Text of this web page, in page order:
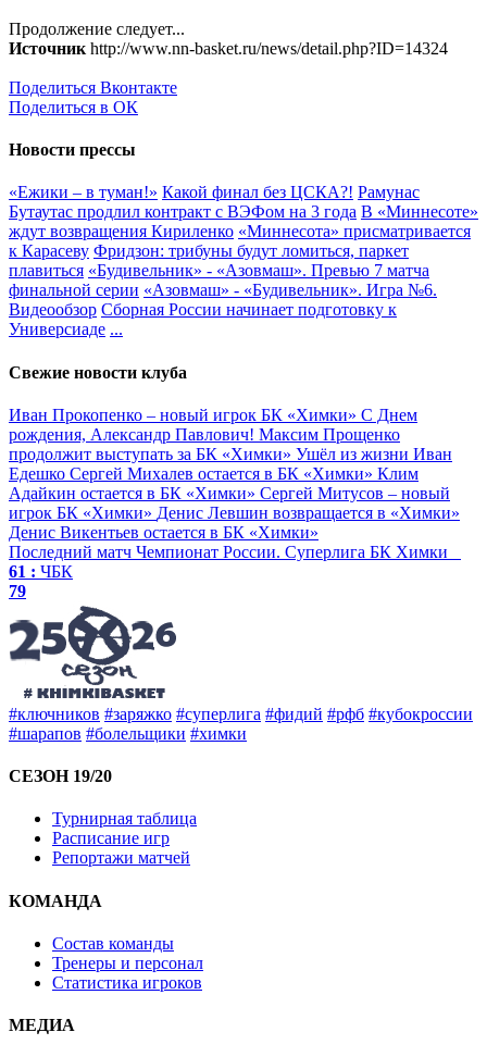
Продолжение следует...
Источник http://www.nn-basket.ru/news/detail.php?ID=14324
Поделиться Вконтакте
Поделиться в ОК
Новости прессы
«Ежики – в туман!» Какой финал без ЦСКА?! Рамунас
Бутаутас продлил контракт с ВЭФом на 3 года В «Миннесоте»
ждут возвращения Кириленко «Миннесота» присматривается
к Карасеву Фридзон: трибуны будут ломиться, паркет
плавиться «Будивельник» - «Азовмаш». Превью 7 матча
финальной серии «Азовмаш» - «Будивельник». Игра №6.
Видеообзор Сборная России начинает подготовку к
Универсиаде ...
Свежие новости клуба
Иван Прокопенко – новый игрок БК «Химки» С Днем
рождения, Александр Павлович! Максим Прощенко
продолжит выступать за БК «Химки» Ушёл из жизни Иван
Едешко Сергей Михалев остается в БК «Химки» Клим
Адайкин остается в БК «Химки» Сергей Митусов – новый
игрок БК «Химки» Денис Левшин возвращается в «Химки»
Денис Викентьев остается в БК «Химки»
Последний матч Чемпионат России. Суперлига БК Химки
61 : ЧБК
79
#ключников #заряжко #суперлига #фидий #рфб #кубокроссии
#шарапов #болельщики #химки
СЕЗОН 19/20
Турнирная таблица
Расписание игр
Репортажи матчей
КОМАНДА
Состав команды
Тренеры и персонал
Статистика игроков
МЕДИА